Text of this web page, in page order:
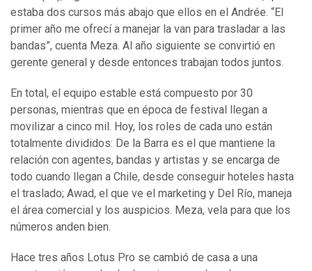
estaba dos cursos más abajo que ellos en el Andrée. “El
primer año me ofrecí a manejar la van para trasladar a las
bandas”, cuenta Meza. Al año siguiente se convirtió en
gerente general y desde entonces trabajan todos juntos.
En total, el equipo estable está compuesto por 30
personas, mientras que en época de festival llegan a
movilizar a cinco mil. Hoy, los roles de cada uno están
totalmente divididos: De la Barra es el que mantiene la
relación con agentes, bandas y artistas y se encarga de
todo cuando llegan a Chile, desde conseguir hoteles hasta
el traslado; Awad, el que ve el marketing y Del Río, maneja
el área comercial y los auspicios. Meza, vela para que los
números anden bien.
Hace tres años Lotus Pro se cambió de casa a una